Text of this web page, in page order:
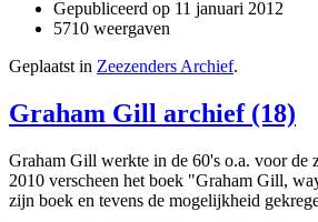
Gepubliceerd op 11 januari 2012
5710 weergaven
Geplaatst in Zeezenders Archief.
Graham Gill archief (18)
Graham Gill werkte in de 60's o.a. voor de
2010 verscheen het boek "Graham Gill,
zijn boek en tevens de mogelijkheid